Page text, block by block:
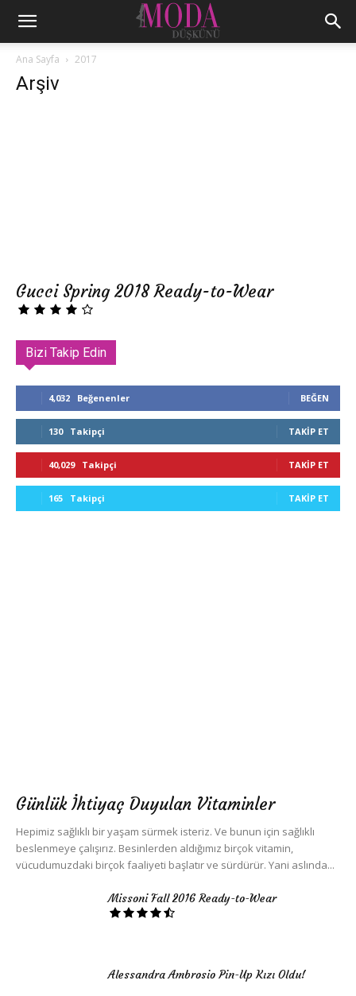
Ana Sayfa 2017
Arşiv
Gucci Spring 2018 Ready-to-Wear
Bizi Takip Edin
4,032 Beğenenler BEĞEN
130 Takipçi TAKIP ET
40,029 Takipçi TAKIP ET
165 Takipçi TAKIP ET
Günlük İhtiyaç Duyulan Vitaminler
Hepimiz sağlıklı bir yaşam sürmek isteriz. Ve bunun için sağlıklı
beslenmeye çalışırız. Besinlerden aldığımız birçok vitamin,
vücudumuzdaki birçok faaliyeti başlatır ve sürdürür. Yani aslında...
Missoni Fall 2016 Ready-to-Wear
Alessandra Ambrosio Pin-Up Kızı Oldu!